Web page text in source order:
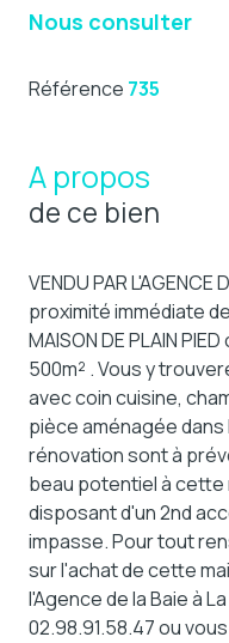
Nous consulter
Référence 735
A propos
de ce bien
VENDU PAR L'AGENCE
proximité immédiate
MAISON DE PLAIN
500m² . Vous y
avec coin cuisine,
pièce aménagée
rénovation sont à
beau potentiel à cette
disposant d'un 2nd
impasse. Pour tout
sur l'achat de cette
l'Agence de la Baie à
02.98.91.58.47 ou